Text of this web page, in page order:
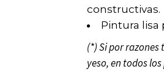
constructivas.
Pintura lisa
(*) Si por razones
yeso, en todos